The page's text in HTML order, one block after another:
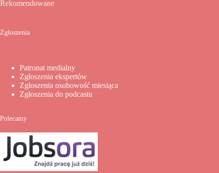
Rekomendowane
Zgłoszenia
Patronat medialny
Zgłoszenia ekspertów
Zgłoszenia osobowość miesiąca
Zgłoszenia do podcastu
Polecamy